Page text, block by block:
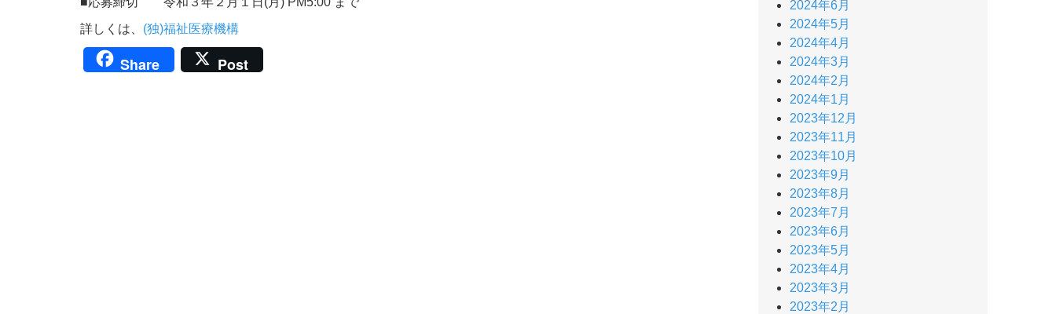
詳しくは、 (独)福祉医療機構
Share Post
2024年6月
2024年5月
2024年4月
2024年3月
2024年2月
2024年1月
2023年12月
2023年11月
2023年10月
2023年9月
2023年8月
2023年7月
2023年6月
2023年5月
2023年4月
2023年3月
2023年2月